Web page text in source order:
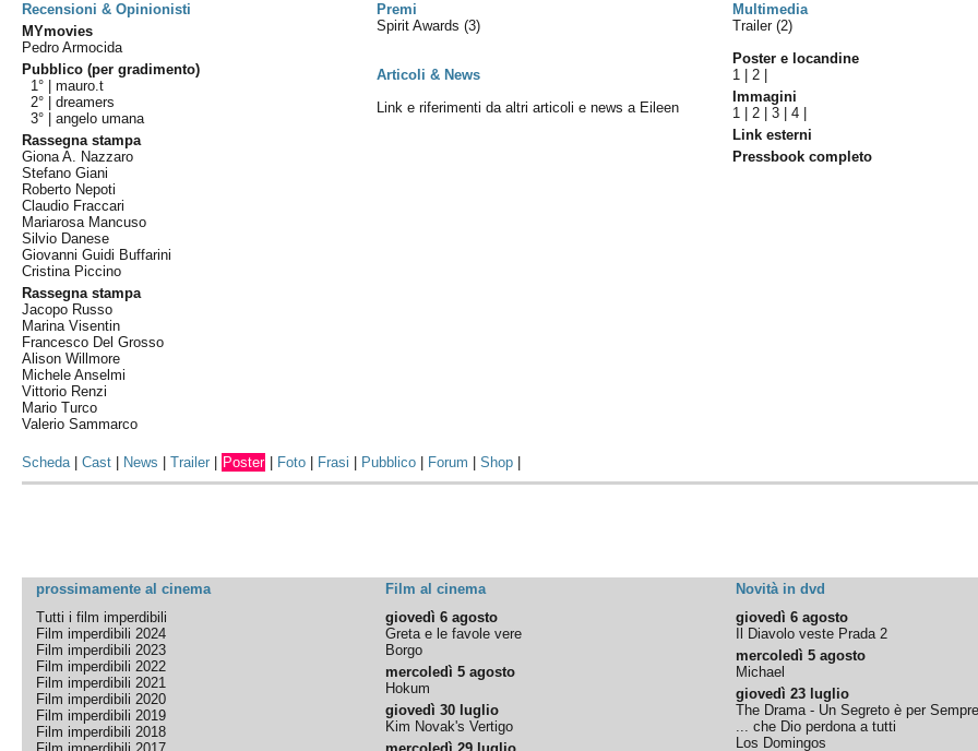
Recensioni & Opinionisti
Premi Multimedia
MYmovies
Pedro Armocida
Pubblico (per gradimento)
1° |mauro.t
2° |dreamers
3° |angelo umana
Rassegna stampa
Giona A. Nazzaro
Stefano Giani
Roberto Nepoti
Claudio Fraccari
Mariarosa Mancuso
Silvio Danese
Giovanni Guidi Buffarini
Cristina Piccino
Rassegna stampa
Jacopo Russo
Marina Visentin
Francesco Del Grosso
Alison Willmore
Michele Anselmi
Vittorio Renzi
Mario Turco
Valerio Sammarco
Spirit Awards(3)
Articoli & News
Link e riferimenti da altri articoli e news a Eileen
Trailer (2)
Poster e locandine
1 |2
Immagini
1 |2 |3 |4
Link esterni
Pressbook completo
Scheda|Cast News |Trailer Poster Foto Frasi Pubblico Forum |Shop
prossimamente al cinema Film al cinema Novità in dvd
Tutti i film imperdibili
Film imperdibili 2024
Film imperdibili 2023
Film imperdibili 2022
Film imperdibili 2021
Film imperdibili 2020
Film imperdibili 2019
Film imperdibili 2018
giovedì 6 agosto
Greta e le favole vere
Borgo
mercoledì 5 agosto
Hokum
giovedì 30 luglio
Kim Novak's Vertigo
giovedì 6 agosto
Il Diavolo veste Prada 2
mercoledì 5 agosto
Michael
giovedì 23 luglio
The Drama - Un Segreto è per Sempre
... che Dio perdona a tutti
Los Domingos